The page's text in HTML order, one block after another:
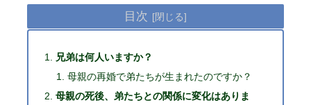
目次
兄弟は何人いますか？
母親の再婚で弟たちが生まれたのですか？
母親の死後、弟たちとの関係に変化はありま